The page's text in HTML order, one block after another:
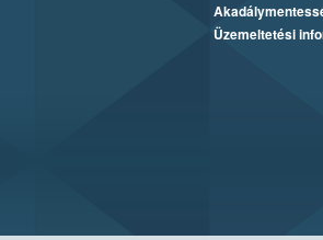
Üzemeltetési